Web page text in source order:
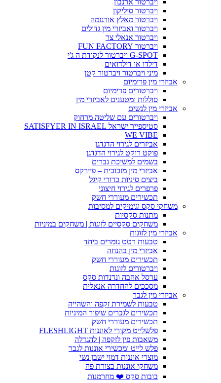
ויברטור סיליקון
ויברטור מאלץ אורגזמה
ויברטור ואביזרי מין גדולים
ויברטור אנאלי צר
ויברטור FUN FACTORY
G-SPOT ויברטור לנקודת ה ג'י
דילדו או דילדואים
מיני ויברטור ויברטור קטן
אביזרי מין פרימיום
ויברטורים פרימיום
סוללות ומטענים לאביזרי מין
אביזרי מין לנשים
ויברטורים עם שליטה מרחוק
סטיספייר ישראל SATISFYER IN ISRAEL
WE VIBE
אביזרים לגירוי הדגדגן
פוקט רוקט לגירוי הדגדגן
בשמים למשיכת גברים
אביזרי מין מזכוכית – פיירקס
ביצים סיניות כדורי קיגל
פרפרים לגירוי חיצוני
תכשירים מעוררי חשק
משחקי סקס וגימיקים למסיבות
מתנות סקסיות
משחקים סקסיים לזוגות | משחקים במיניות
אביזרי מין לזוגות
טבעות רטט גומרים ביחד
אביזרי מין בהנחה
תכשירים מעוררי חשק
ויברטורים לזוגות
ערסל אהבה ונדנדות סקס
מסככים להחדרה אנאלית
אביזרי מין לגבר
טבעות לשמירת זקפה והשהייה
תכשירים לגברים שיפור המיניות
תכשירים מעוררי חשק
פלשלייט מקורי לאוננות FLESHLIGHT
משאבות פין לזקפה | להגדלה
פלש לייט ומכשירי אוננות לגבר
מוצרי אוננות דמוי ישבן נשי
משחקי אוננות בצורת פה
בובות סקס ❤️ מחרמנות